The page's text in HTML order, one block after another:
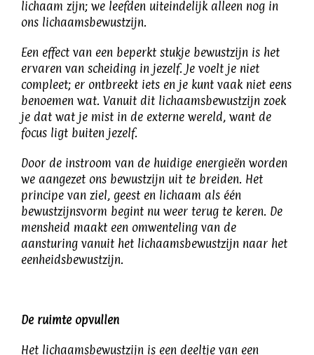
lichaam zijn; we leefden uiteindelijk alleen nog in
ons lichaamsbewustzijn.
Een effect van een beperkt stukje bewustzijn is het
ervaren van scheiding in jezelf. Je voelt je niet
compleet; er ontbreekt iets en je kunt vaak niet eens
benoemen wat. Vanuit dit lichaamsbewustzijn zoek
je dat wat je mist in de externe wereld, want de
focus ligt buiten jezelf.
Door de instroom van de huidige energieën worden
we aangezet ons bewustzijn uit te breiden. Het
principe van ziel, geest en lichaam als één
bewustzijnsvorm begint nu weer terug te keren. De
mensheid maakt een omwenteling van de
aansturing vanuit het lichaamsbewustzijn naar het
eenheidsbewustzijn.
De ruimte opvullen
Het lichaamsbewustzijn is een deeltje van een